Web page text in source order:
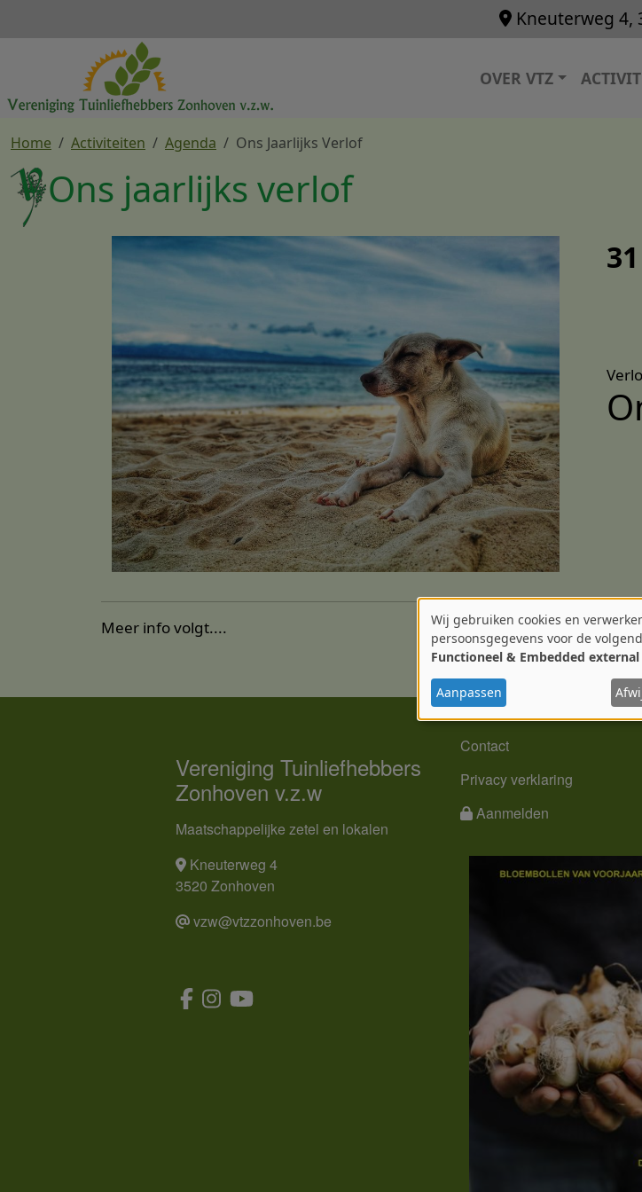
Kneuterweg 4,
OVER VTZ
Home Activiteiten Agenda Ons Jaarlijks Verlof
Ons jaarlijks verlof
Meer info volgt....
Vereniging Tuinliefhebbers
Zonhoven v.z.w
Maatschappelijke zetel en lokalen
Kneuterweg 4
3520 Zonhoven
vzw@vtzzonhoven.be
MENU
Contact
Privacy verklaring
Aanmelden
Gebruik
van
en
cookies
Wij gebruiken cookies en
persoonsgegevens voor de
Functioneel & Embedded
Aanpassen